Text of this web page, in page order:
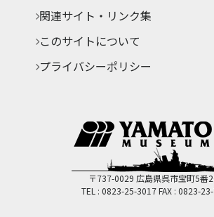
関連サイト・リンク集
このサイトについて
プライバシーポリシー
〒737-0029 広島県呉市宝町5番
TEL : 0823-25-3017FAX : 0823-